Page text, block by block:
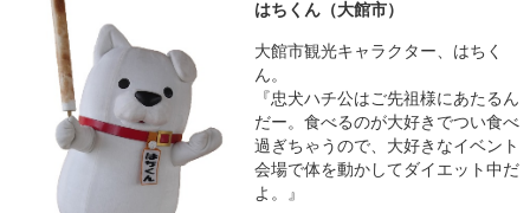
はちくん（大館市）
大館市観光キャラクター、はちく
ん。
『忠犬ハチ公はご先祖様にあたるん
だー。食べるのが大好きでつい食べ
過ぎちゃうので、大好きなイベント
会場で体を動かしてダイエット中だ
よ。』